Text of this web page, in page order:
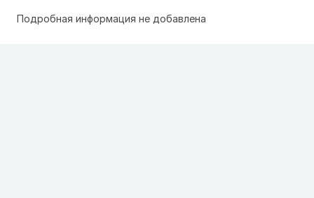
Подробная информация не добавлена